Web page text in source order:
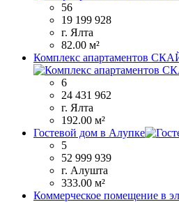
56
19 199 928
г. Ялта
82.00 м²
Комплекс апартаментов
6
24 431 962
г. Ялта
192.00 м²
Гостевой дом в Алупке
5
52 999 939
г. Алушта
333.00 м²
Коммерческое помещение в